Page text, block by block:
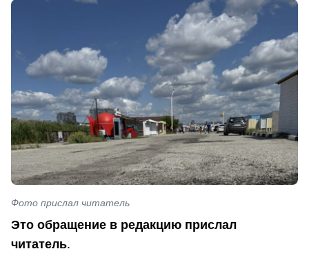
Фото прислал читатель
Это обращение в редакцию прислал
читатель.